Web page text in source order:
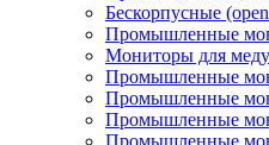
Бескорпусные
Промышленные
Мониторы для
Промышленные
Промышленные
Промышленные
Промышленные